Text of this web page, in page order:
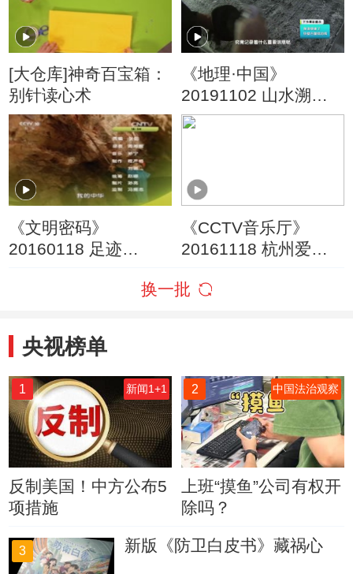
[大仓库]神奇百宝箱：
别针读心术
《地理·中国》
20191102 山水溯名·
沁河铁堡
《文明密码》
20160118 足迹
《CCTV音乐厅》
20161118 杭州爱乐
季开幕式音乐会
换一批
央视榜单
1 新闻1+1
反制美国！中方公布5
项措施
2 中国法治观察
上班“摸鱼”公司有权开
除吗？
3 新版《防卫白皮书》藏祸心